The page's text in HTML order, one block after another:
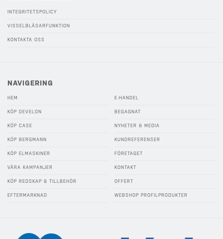
INTEGRITETSPOLICY
VISSELBLÅSARFUNKTION
KONTAKTA OSS
NAVIGERING
HEM
KÖP DEVELON
KÖP CASE
KÖP BERGMANN
KÖP ELMASKINER
VÅRA KAMPANJER
KÖP REDSKAP & TILLBEHÖR
EFTERMARKNAD
E-HANDEL
BEGAGNAT
NYHETER & MEDIA
KUNDREFERENSER
FÖRETAGET
KONTAKT
OFFERT
WEBSHOP PROFILPRODUKTER